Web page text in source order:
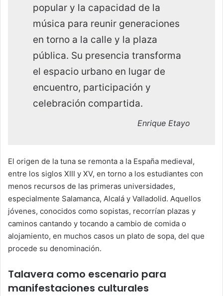
popular y la capacidad de la
música para reunir generaciones
en torno a la calle y la plaza
pública. Su presencia transforma
el espacio urbano en lugar de
encuentro, participación y
celebración compartida.
Enrique Etayo
El origen de la tuna se remonta a la España medieval,
entre los siglos XIII y XV, en torno a los estudiantes con
menos recursos de las primeras universidades,
especialmente Salamanca, Alcalá y Valladolid. Aquellos
jóvenes, conocidos como sopistas, recorrían plazas y
caminos cantando y tocando a cambio de comida o
alojamiento, en muchos casos un plato de sopa, del que
procede su denominación.
Talavera como escenario para
manifestaciones culturales